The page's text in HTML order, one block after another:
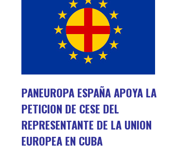
PANEUROPA ESPAÑA APOYA LA
PETICION DE CESE DEL
REPRESENTANTE DE LA UNION
EUROPEA EN CUBA